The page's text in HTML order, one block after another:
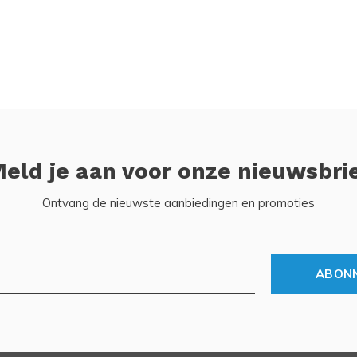
je aan voor onze
Ontvang de nieuwste aanbiedingen en promoties